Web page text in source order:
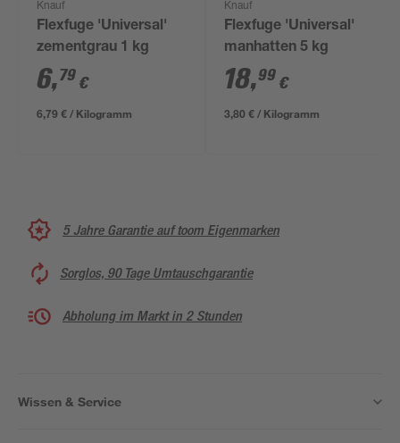
Knauf
Flexfuge 'Universal'
zementgrau 1 kg
6,79 €
6,79 € / Kilogramm
Knauf
Flexfuge 'Universal'
manhatten 5 kg
18,99 €
3,80 € / Kilogramm
5 Jahre Garantie auf toom Eigenmarken
Sorglos, 90 Tage Umtauschgarantie
Abholung im Markt in 2 Stunden
Wissen & Service